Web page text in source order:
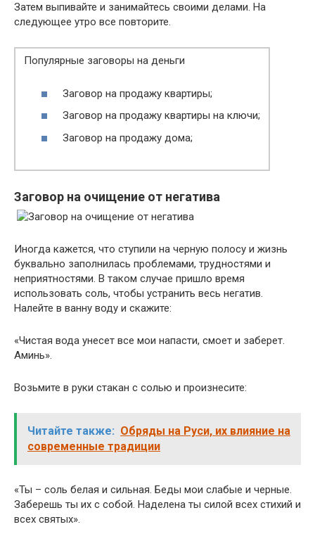
Затем выпивайте и занимайтесь своими делами. На
следующее утро все повторите.
Популярные заговоры на деньги
Заговор на продажу квартиры;
Заговор на продажу квартиры на ключи;
Заговор на продажу дома;
Заговор на очищение от негатива
Иногда кажется, что ступили на черную полосу и жизнь
буквально заполнилась проблемами, трудностями и
неприятностями. В таком случае пришло время
использовать соль, чтобы устранить весь негатив.
Налейте в ванну воду и скажите:
«Чистая вода унесет все мои напасти, смоет и заберет.
Аминь».
Возьмите в руки стакан с солью и произнесите:
Читайте также: Обряды на Руси, их влияние на
современные традиции
«Ты – соль белая и сильная. Беды мои слабые и черные.
Заберешь ты их с собой. Наделена ты силой всех стихий и
всех святых».